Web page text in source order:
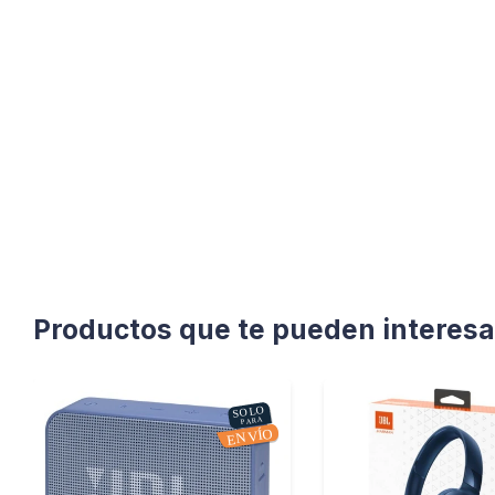
Productos que te pueden